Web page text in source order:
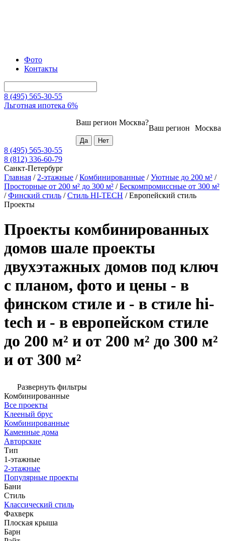
Фото
Контакты
8 (495) 565-30-55
Льготная ипотека 6%
Москва
Ваш регион
Ваш регион Москва?
8 (495) 565-30-55
8 (812) 336-60-79
Санкт-Петербург
Главная / 2-этажные /Комбинированные /Уютные до 200 м² /
Просторные от 200 м² до 300 м² /Бескомпромиссные от 300 м²
/Финский стиль /Стиль HI-TECH /Европейский стиль
Проекты
Проекты комбинированных
домов шале проекты
двухэтажных домов под ключ
с планом, фото и цены - в
финском стиле и - в стиле hi-
tech и - в европейском стиле
до 200 м² и от 200 м² до 300 м²
и от 300 м²
Развернуть фильтры
Комбинированные
Все проекты
Клееный брус
Комбинированные
Каменные дома
Авторские
Тип
1-этажные
2-этажные
Популярные проекты
Бани
Стиль
Классический стиль
Фахверк
Плоская крыша
Барн